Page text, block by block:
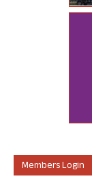
Members Login